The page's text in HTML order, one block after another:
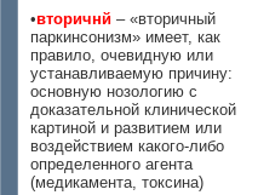
•вторичнй – «вторичный
паркинсонизм» имеет, как
правило, очевидную или
устанавливаемую причину:
основную нозологию с
доказательной клинической
картиной и развитием или
воздействием какого-либо
определенного агента
(медикамента, токсина)